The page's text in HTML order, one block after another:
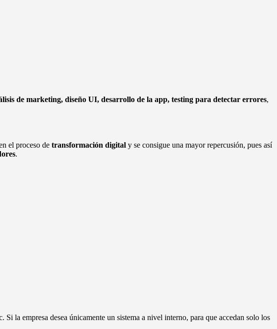
de marketing, diseño UI, desarrollo de la app, testing para detectar errores,
el proceso de transformación digital y se consigue una mayor repercusión, pues así
.
la empresa desea únicamente un sistema a nivel interno, para que accedan solo los